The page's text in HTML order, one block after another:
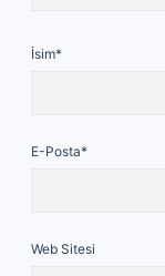
İsim*
E-Posta*
Web Sitesi